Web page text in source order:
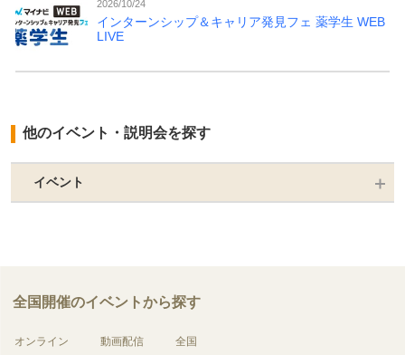
2026/10/24
インターンシップ＆キャリア発見フェ 薬学生 WEB
LIVE
他のイベント・説明会を探す
イベント
全国開催のイベントから探す
オンライン 動画配信 全国